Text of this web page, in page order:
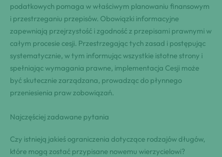
podatkowych pomaga w właściwym planowaniu finansowym
i przestrzeganiu przepisów. Obowiązki informacyjne
zapewniają przejrzystość i zgodność z przepisami prawnymi w
całym procesie cesji. Przestrzegając tych zasad i postępując
systematycznie, w tym informując wszystkie istotne strony i
spełniając wymagania prawne, implementacja Cesji może
być skutecznie zarządzana, prowadząc do płynnego
przeniesienia praw zobowiązań.
Najczęściej zadawane pytania
Czy istnieją jakieś ograniczenia dotyczące rodzajów długów,
które mogą zostać przypisane nowemu wierzycielowi?